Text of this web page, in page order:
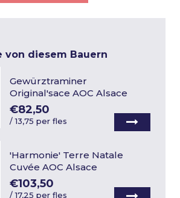
von diesem Bauern
Gewürztraminer
Original'sace AOC Alsace
€82,50
/13,75 per fles
'Harmonie' Terre Natale
Cuvée AOC Alsace
€103,50
/17,25 per fles